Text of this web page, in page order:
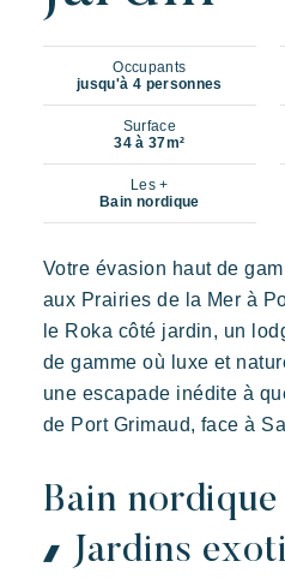
Occupants
jusqu'à 4 personnes
Surface
34 à 37m²
Les +
Bain nordique
Votre évasion haut de
aux Prairies de la Mer à
le Roka côté jardin, un
de gamme où luxe et
une escapade inédite à
de Port Grimaud, face à
Bain nordique
Jardins